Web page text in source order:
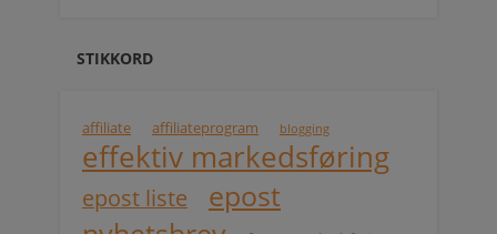
STIKKORD
affiliate affiliateprogram blogging
effektiv markedsføring
epost liste
epost